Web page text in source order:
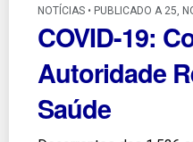
NOTÍCIAS • PUBLICADO A 25,
COVID-19:
Autoridade
Saúde